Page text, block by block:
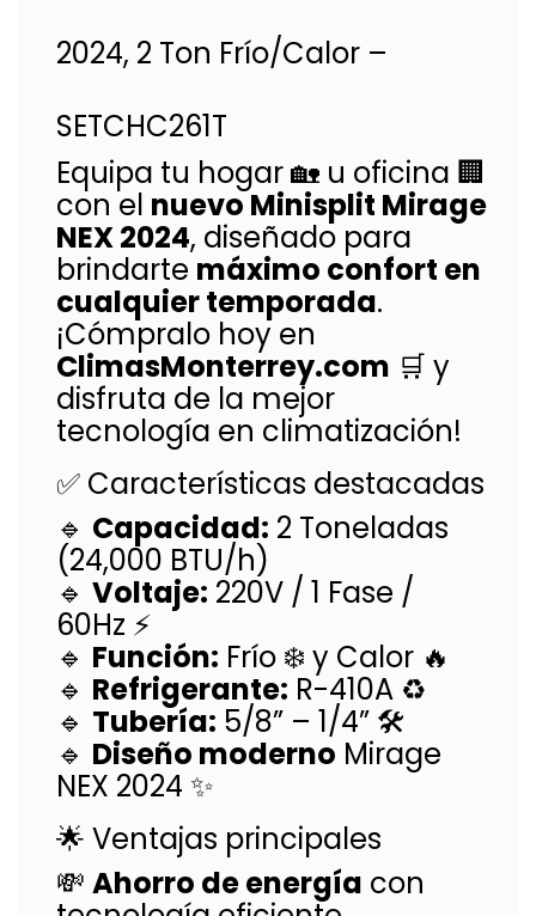
2024, 2 Ton Frío/Calor –
SETCHC261T
Equipa tu hogar 🏡 u oficina 🏢
con el nuevo Minisplit Mirage
NEX 2024, diseñado para
brindarte máximo confort en
cualquier temporada.
¡Cómpralo hoy en
ClimasMonterrey.com 🛒 y
disfruta de la mejor
tecnología en climatización!
✅ Características destacadas
🔹 Capacidad: 2 Toneladas
(24,000 BTU/h)
🔹 Voltaje: 220V / 1 Fase /
60Hz ⚡
🔹 Función: Frío ❄️ y Calor 🔥
🔹 Refrigerante: R-410A ♻️
🔹 Tubería: 5/8” – 1/4” 🛠️
🔹 Diseño moderno Mirage
NEX 2024 ✨
🌟 Ventajas principales
💸 Ahorro de energía con